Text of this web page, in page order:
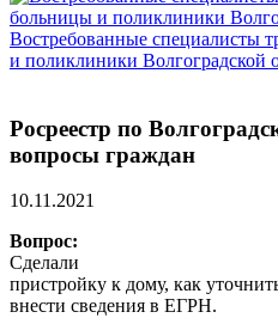
Востребованные специалисты
и поликлиники Волгоградской
Росреестр по
вопросы граждан
10.11.2021
Вопрос:
Сделали
пристройку к дому, как
внести сведения в ЕГРН.